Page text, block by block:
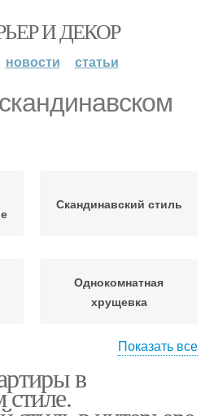
И ДЕКОР
новости статьи
Скандинавский стиль
Однокомнатная
хрущевка
Стиль на примере
Показать все
в
стиле.